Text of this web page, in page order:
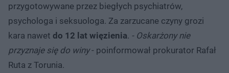
przygotowywane przez biegłych psychiatrów,
psychologa i seksuologa. Za zarzucane czyny grozi
kara nawet do 12 lat więzienia. - Oskarżony nie
przyznaje się do winy- poinformował prokurator Rafał
Ruta z Torunia.